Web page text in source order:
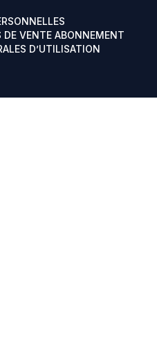
DE VENTE ABONNEMENT
D’UTILISATION